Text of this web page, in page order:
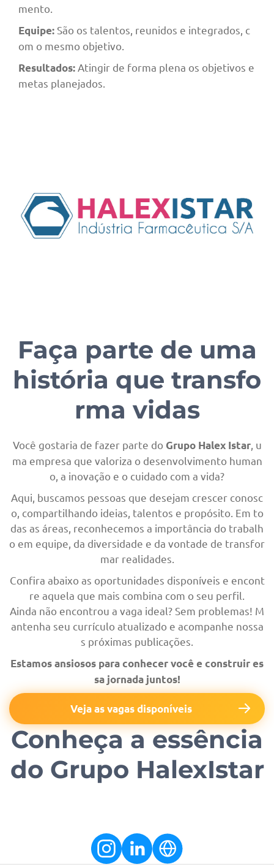
mento.
Equipe: São os talentos, reunidos e integrados, c
om o mesmo objetivo.
Resultados: Atingir de forma plena os objetivos e
metas planejados.
Faça parte de uma
história que transfo
rma vidas
Você gostaria de fazer parte do Grupo Halex Istar, u
ma empresa que valoriza o desenvolvimento human
o, a inovação e o cuidado com a vida?
Aqui, buscamos pessoas que desejam crescer conosc
o, compartilhando ideias, talentos e propósito. Em to
das as áreas, reconhecemos a importância do trabalh
o em equipe, da diversidade e da vontade de transfor
mar realidades.
Confira abaixo as oportunidades disponíveis e encont
re aquela que mais combina com o seu perfil.
Ainda não encontrou a vaga ideal? Sem problemas! M
antenha seu currículo atualizado e acompanhe nossa
s próximas publicações.
Estamos ansiosos para conhecer você e construir es
sa jornada juntos!
Veja as vagas disponíveis
Conheça a essência
do Grupo HalexIstar